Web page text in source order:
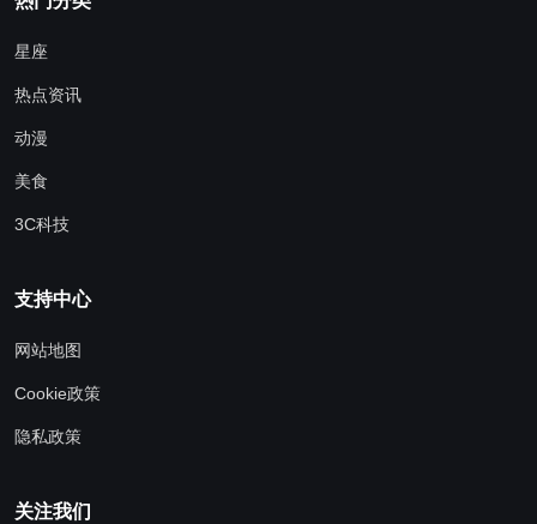
星座
热点资讯
动漫
美食
3C科技
支持中心
网站地图
Cookie政策
隐私政策
关注我们